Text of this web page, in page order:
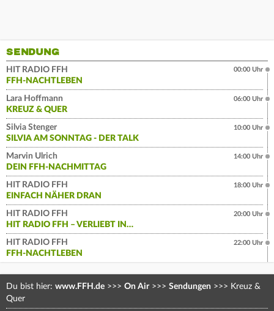
SENDUNG
HIT RADIO FFH
FFH-NACHTLEBEN
00:00 Uhr
Lara Hoffmann
KREUZ & QUER
06:00 Uhr
Silvia Stenger
SILVIA AM SONNTAG - DER TALK
10:00 Uhr
Marvin Ulrich
DEIN FFH-NACHMITTAG
14:00 Uhr
HIT RADIO FFH
EINFACH NÄHER DRAN
18:00 Uhr
HIT RADIO FFH
HIT RADIO FFH – VERLIEBT IN…
20:00 Uhr
HIT RADIO FFH
FFH-NACHTLEBEN
22:00 Uhr
Du bist hier: www.FFH.de >>> On Air >>> Sendungen >>> Kreuz &
Quer